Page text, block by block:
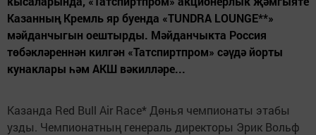
Казанның Кремль яр буенда «TUNDRA LOUNGE**»
мәйданчыгын оештырды. Мәйданчыкта Россия
төбәкләреннән килгән «Татспиртпром» сәүдә йорты
кунаклары һәм АКШ вәкилләре...
Казанда Red Bull Air Race* Дөнья чемпионаты этабы
узды. Чемпионатның генераль директоры Эрик Вольф